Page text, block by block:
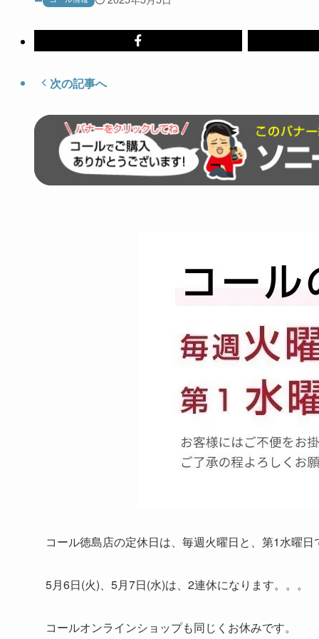
次の記事へ
コール徳島店の定休日は、毎週火曜日と、第1水曜日
5月6日(火)、5月7日(水)は、2連休になります。。。
コールオンラインショップも同じくお休みです。